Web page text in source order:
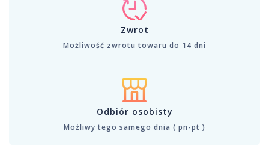
Zwrot
Możliwość zwrotu towaru do 14 dni
Odbiór osobisty
Możliwy tego samego dnia ( pn-pt )